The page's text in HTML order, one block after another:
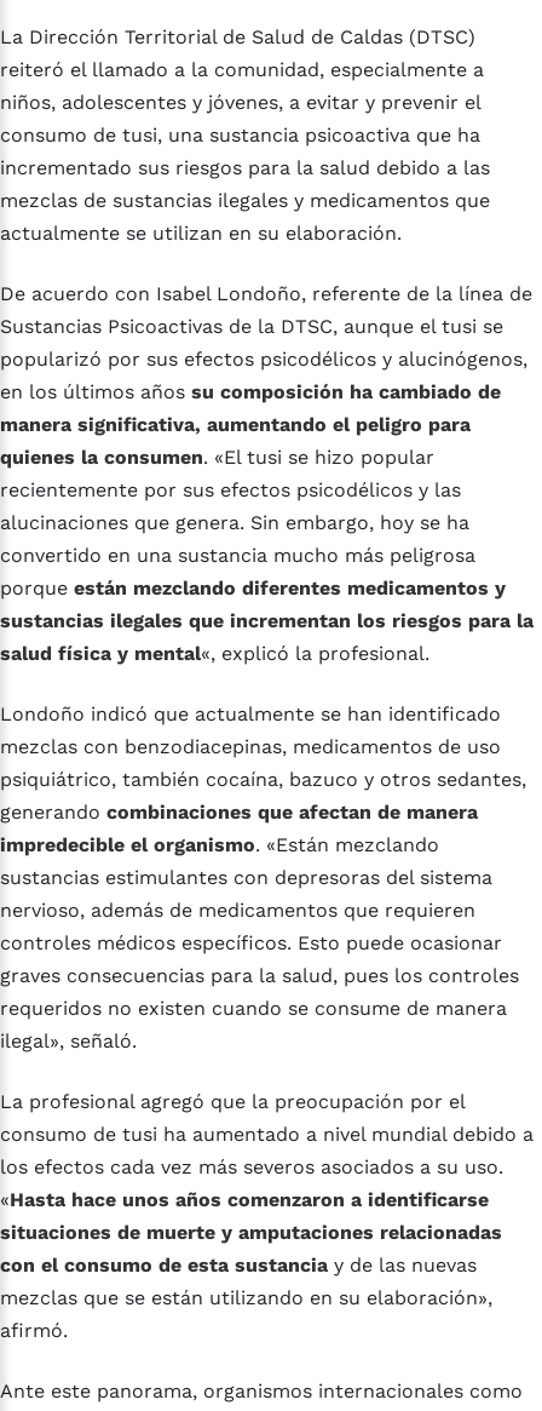
La Dirección Territorial de Salud de Caldas (DTSC)
reiteró el llamado a la comunidad, especialmente a
niños, adolescentes y jóvenes, a evitar y prevenir el
consumo de tusi, una sustancia psicoactiva que ha
incrementado sus riesgos para la salud debido a las
mezclas de sustancias ilegales y medicamentos que
actualmente se utilizan en su elaboración.
De acuerdo con Isabel Londoño, referente de la línea de
Sustancias Psicoactivas de la DTSC, aunque el tusi se
popularizó por sus efectos psicodélicos y alucinógenos,
en los últimos años su composición ha cambiado de
manera significativa, aumentando el peligro para
quienes la consumen. «El tusi se hizo popular
recientemente por sus efectos psicodélicos y las
alucinaciones que genera. Sin embargo, hoy se ha
convertido en una sustancia mucho más peligrosa
porque están mezclando diferentes medicamentos y
sustancias ilegales que incrementan los riesgos para la
salud física y mental«, explicó la profesional.
Londoño indicó que actualmente se han identificado
mezclas con benzodiacepinas, medicamentos de uso
psiquiátrico, también cocaína, bazuco y otros sedantes,
generando combinaciones que afectan de manera
impredecible el organismo. «Están mezclando
sustancias estimulantes con depresoras del sistema
nervioso, además de medicamentos que requieren
controles médicos específicos. Esto puede ocasionar
graves consecuencias para la salud, pues los controles
requeridos no existen cuando se consume de manera
ilegal», señaló.
La profesional agregó que la preocupación por el
consumo de tusi ha aumentado a nivel mundial debido a
los efectos cada vez más severos asociados a su uso.
«Hasta hace unos años comenzaron a identificarse
situaciones de muerte y amputaciones relacionadas
con el consumo de esta sustancia y de las nuevas
mezclas que se están utilizando en su elaboración»,
afirmó.
Ante este panorama, organismos internacionales como